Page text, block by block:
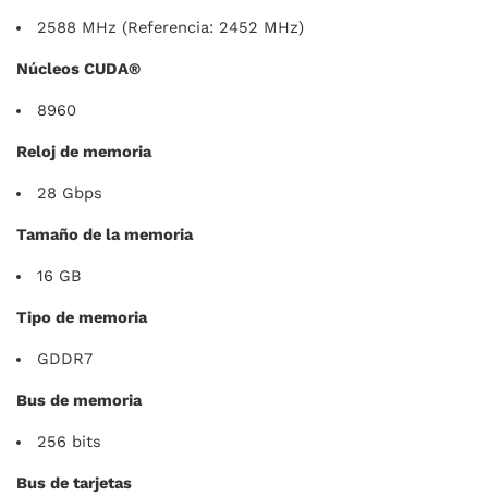
2588 MHz (Referencia: 2452 MHz)
Núcleos CUDA®
8960
Reloj de memoria
28 Gbps
Tamaño de la memoria
16 GB
Tipo de memoria
GDDR7
Bus de memoria
256 bits
Bus de tarjetas